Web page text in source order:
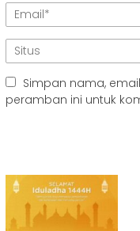
Simpan nama,
peramban ini untuk